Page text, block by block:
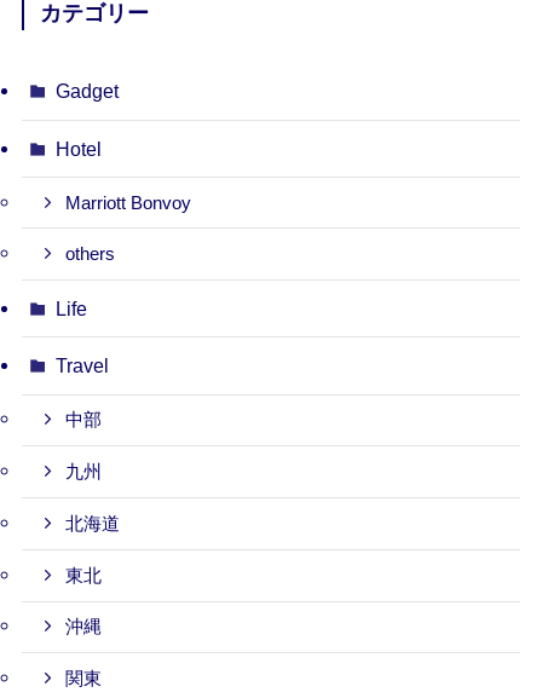
カテゴリー
Gadget
Hotel
Marriott Bonvoy
others
Life
Travel
中部
九州
北海道
東北
沖縄
関東